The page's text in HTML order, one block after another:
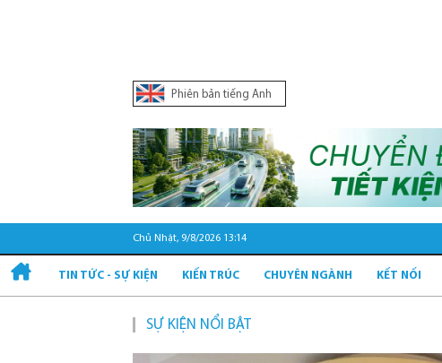
Phiên bản tiếng Anh
Chủ Nhật, 9/8/2026 13:14
TIN TỨC - SỰ KIỆN KIẾN TRÚC CHUYÊN NGÀNH KẾT NỐI
SỰ KIỆN NỔI BẬT